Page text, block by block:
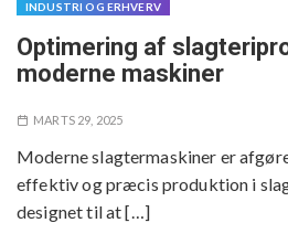
INDUSTRI OG ERHVERV
Optimering af
moderne maskiner
MARTS 29, 2025
Moderne slagtermaskiner er
effektiv og præcis produktion i
designet til at […]